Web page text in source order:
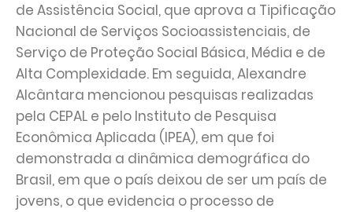
de Assistência Social, que aprova a Tipificação
Nacional de Serviços Socioassistenciais, de
Serviço de Proteção Social Básica, Média e de
Alta Complexidade. Em seguida, Alexandre
Alcântara mencionou pesquisas realizadas
pela CEPAL e pelo Instituto de Pesquisa
Econômica Aplicada (IPEA), em que foi
demonstrada a dinâmica demográfica do
Brasil, em que o país deixou de ser um país de
jovens, o que evidencia o processo de